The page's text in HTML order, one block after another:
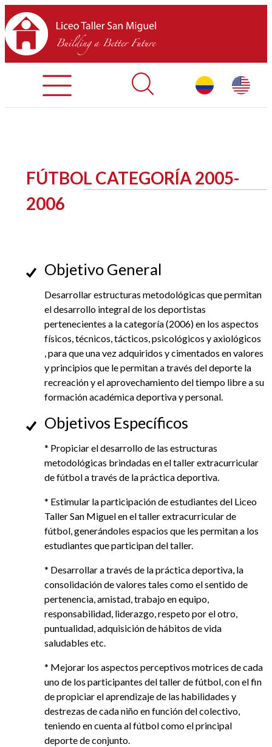
INICIO
FÚTBOL CATEGORÍA 2005-
2006
Objetivo General
Desarrollar estructuras metodológicas que permitan
el desarrollo integral de los deportistas
pertenecientes a la categoría (2006) en los aspectos
físicos, técnicos, tácticos, psicológicos y axiológicos
, para que una vez adquiridos y cimentados en valores
y principios que le permitan a través del deporte la
recreación y el aprovechamiento del tiempo libre a su
formación académica deportiva y personal.
Objetivos Específicos
* Propiciar el desarrollo de las estructuras
metodológicas brindadas en el taller extracurricular
de fútbol a través de la práctica deportiva.
* Estimular la participación de estudiantes del Liceo
Taller San Miguel en el taller extracurricular de
fútbol, generándoles espacios que les permitan a los
estudiantes que participan del taller.
* Desarrollar a través de la práctica deportiva, la
consolidación de valores tales como el sentido de
pertenencia, amistad, trabajo en equipo,
responsabilidad, liderazgo, respeto por el otro,
puntualidad, adquisición de hábitos de vida
saludables etc.
* Mejorar los aspectos perceptivos motrices de cada
uno de los participantes del taller de fútbol, con el fin
de propiciar el aprendizaje de las habilidades y
destrezas de cada niño en función del colectivo,
teniendo en cuenta al fútbol como el principal
deporte de conjunto.